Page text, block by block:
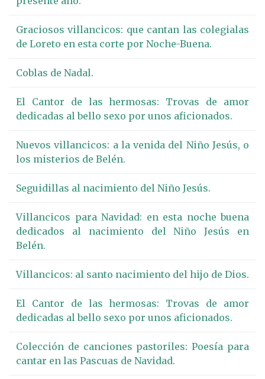
Graciosos villancicos: que cantan las colegialas
de Loreto en esta corte por Noche-Buena.
Coblas de Nadal.
El Cantor de las hermosas: Trovas de amor
dedicadas al bello sexo por unos aficionados.
Nuevos villancicos: a la venida del Niño Jesús, o
los misterios de Belén.
Seguidillas al nacimiento del Niño Jesús.
Villancicos para Navidad: en esta noche buena
dedicados al nacimiento del Niño Jesús en
Belén.
Villancicos: al santo nacimiento del hijo de Dios.
El Cantor de las hermosas: Trovas de amor
dedicadas al bello sexo por unos aficionados.
Colección de canciones pastoriles: Poesía para
cantar en las Pascuas de Navidad.